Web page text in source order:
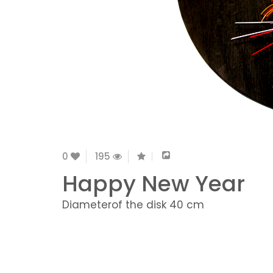
0 195
Happy New Year
Diameterof the disk 40 cm